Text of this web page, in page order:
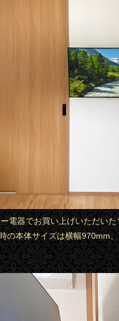
電器でお買い上げいただい
の本体サイズは横幅970mm